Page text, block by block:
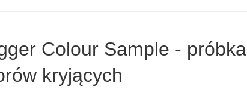
Colour Sample - próbka
kryjących